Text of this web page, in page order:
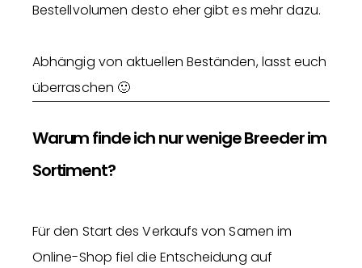
Bestellvolumen desto eher gibt es mehr dazu.
Abhängig von aktuellen Beständen, lasst euch
überraschen 🙂
Warum finde ich nur wenige Breeder im
Sortiment?
Für den Start des Verkaufs von Samen im
Online-Shop fiel die Entscheidung auf